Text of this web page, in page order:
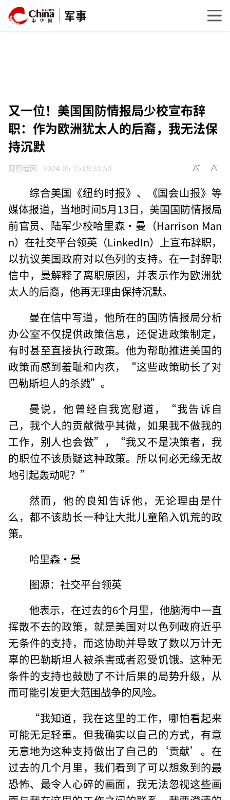
军事
又一位！美国国防情报局少校宣布辞
职：作为欧洲犹太人的后裔，我无法保
持沉默
观察者网 2024-05-15 09:31:50
综合美国《纽约时报》、《国会山报》等
媒体报道，当地时间5月13日，美国国防情报局
前官员、陆军少校哈里森·曼（Harrison Man
n）在社交平台领英（LinkedIn）上宣布辞职，
以抗议美国政府对以色列的支持。在一封辞职
信中，曼解释了离职原因，并表示作为欧洲犹
太人的后裔，他再无理由保持沉默。
曼在信中写道，他所在的国防情报局分析
办公室不仅提供政策信息，还促进政策制定，
有时甚至直接执行政策。他为帮助推进美国的
政策而感到羞耻和内疚，“这些政策助长了对
巴勒斯坦人的杀戮”。
曼说，他曾经自我宽慰道，“我告诉自
己，我个人的贡献微乎其微，如果我不做我的
工作，别人也会做”，“我又不是决策者，我
的职位不该质疑这种政策。所以何必无缘无故
地引起轰动呢？”
然而，他的良知告诉他，无论理由是什
么，都不该助长一种让大批儿童陷入饥荒的政
策。
哈里森·曼
图源：社交平台领英
他表示，在过去的6个月里，他脑海中一直
挥散不去的政策，就是美国对以色列政府近乎
无条件的支持，而这协助并导致了数以万计无
辜的巴勒斯坦人被杀害或者忍受饥饿。这种无
条件的支持也鼓励了不计后果的局势升级，从
而可能引发更大范围战争的风险。
“我知道，我在这里的工作，哪怕看起来
可能无足轻重。但我确实以自己的方式，有意
无意地为这种支持做出了自己的‘贡献’。在
过去的几个月里，我们看到了可以想象到的最
恐怖、最令人心碎的画面，我无法忽视这些画